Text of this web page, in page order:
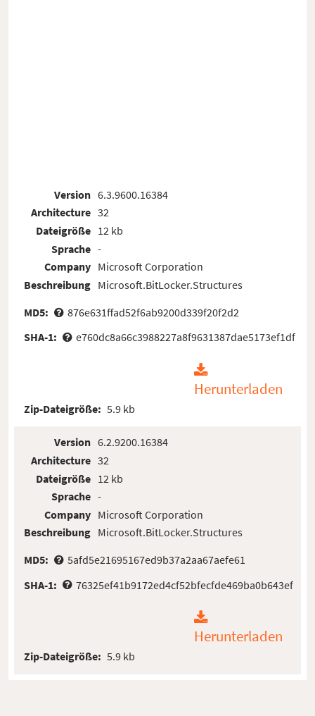
Version
Architecture
Dateigröße
Sprache
Company
Beschreibung
6.3.9600.16384
32
12 kb
-
Microsoft Corporation
Microsoft.BitLocker.Structures
MD5:
876e631ffad52f6ab9200d339f20f2d2
SHA-1:
e760dc8a66c3988227a8f9631387dae5173ef1df
Herunterladen
Zip-Dateigröße: 5.9 kb
Version
Architecture
Dateigröße
Sprache
Company
Beschreibung
6.2.9200.16384
32
12 kb
-
Microsoft Corporation
Microsoft.BitLocker.Structures
MD5:
5afd5e21695167ed9b37a2aa67aefe61
SHA-1:
76325ef41b9172ed4cf52bfecfde469ba0b643ef
Herunterladen
Zip-Dateigröße: 5.9 kb